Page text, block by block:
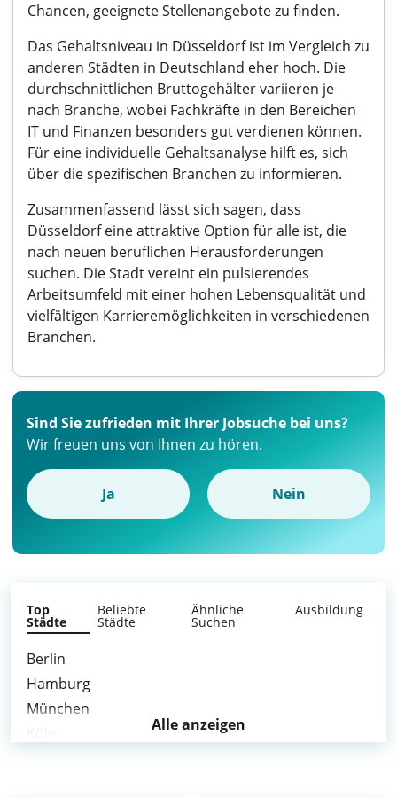
Chancen, geeignete Stellenangebote zu finden.
Das Gehaltsniveau in Düsseldorf ist im Vergleich zu
anderen Städten in Deutschland eher hoch. Die
durchschnittlichen Bruttogehälter variieren je
nach Branche, wobei Fachkräfte in den Bereichen
IT und Finanzen besonders gut verdienen können.
Für eine individuelle Gehaltsanalyse hilft es, sich
über die spezifischen Branchen zu informieren.
Zusammenfassend lässt sich sagen, dass
Düsseldorf eine attraktive Option für alle ist, die
nach neuen beruflichen Herausforderungen
suchen. Die Stadt vereint ein pulsierendes
Arbeitsumfeld mit einer hohen Lebensqualität und
vielfältigen Karrieremöglichkeiten in verschiedenen
Branchen.
Sind Sie zufrieden mit Ihrer Jobsuche bei uns?
Wir freuen uns von Ihnen zu hören.
Ja Nein
Top
Städte
Beliebte
Städte
Ähnliche
Suchen
Ausbildung
Berlin
Hamburg
München
Alle anzeigen